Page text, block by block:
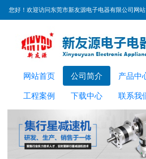
您好！欢迎访问东莞市新友源电子电器有限公司网站
网站首页 公司简介 产品中
工程案例
下载中心 联系我